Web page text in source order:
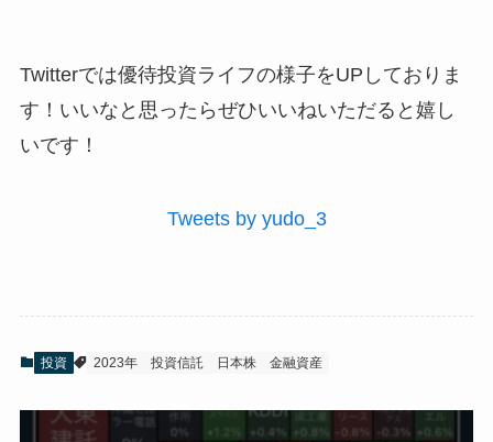
Twitterでは優待投資ライフの様子をUPしておりま
す！いいなと思ったらぜひいいねいただると嬉し
いです！
Tweets by yudo_3
投資 2023年 投資信託 日本株 金融資産